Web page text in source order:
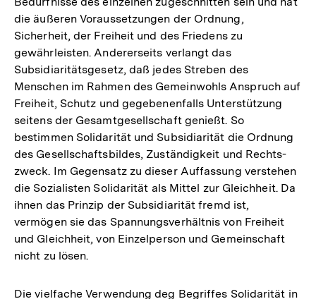
die äußeren Voraussetzungen der Ordnung,
Sicherheit, der Freiheit und des Friedens zu
gewährleisten. Andererseits verlangt das
Subsidiaritätsgesetz, daß jedes Streben des
Menschen im Rahmen des Gemeinwohls Anspruch auf
Freiheit, Schutz und gegebenenfalls Unterstützung
seitens der Gesamtgesellschaft genießt. So
bestimmen Solidarität und Subsidiarität die Ordnung
des Gesellschaftsbildes, Zuständigkeit und Rechts-
zweck. Im Gegensatz zu dieser Auffassung verstehen
die Sozialisten Solidarität als Mittel zur Gleichheit. Da
ihnen das Prinzip der Subsidiarität fremd ist,
vermögen sie das Spannungsverhältnis von Freiheit
und Gleichheit, von Einzelperson und Gemeinschaft
nicht zu lösen.
Die vielfache Verwendung deg Begriffes Solidarität in